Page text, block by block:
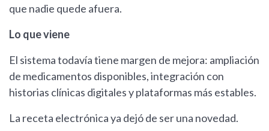
que nadie quede afuera.
Lo que viene
El sistema todavía tiene margen de mejora: ampliación
de medicamentos disponibles, integración con
historias clínicas digitales y plataformas más estables.
La receta electrónica ya dejó de ser una novedad.